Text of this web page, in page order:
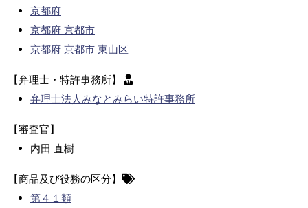
京都府
京都府 京都市
京都府 京都市 東山区
【弁理士・特許事務所】
弁理士法人みなとみらい特許事務所
【審査官】
内田 直樹
【商品及び役務の区分】
第４１類